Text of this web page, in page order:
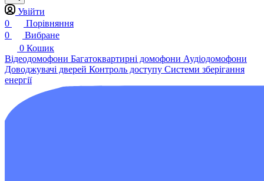
Увійти
0
Порівняння
0
Вибране
0 Кошик
Відеодомофони Багатоквартирні домофони Аудіодомофони
Доводжувачі дверей Контроль доступу Системи зберігання
енергії